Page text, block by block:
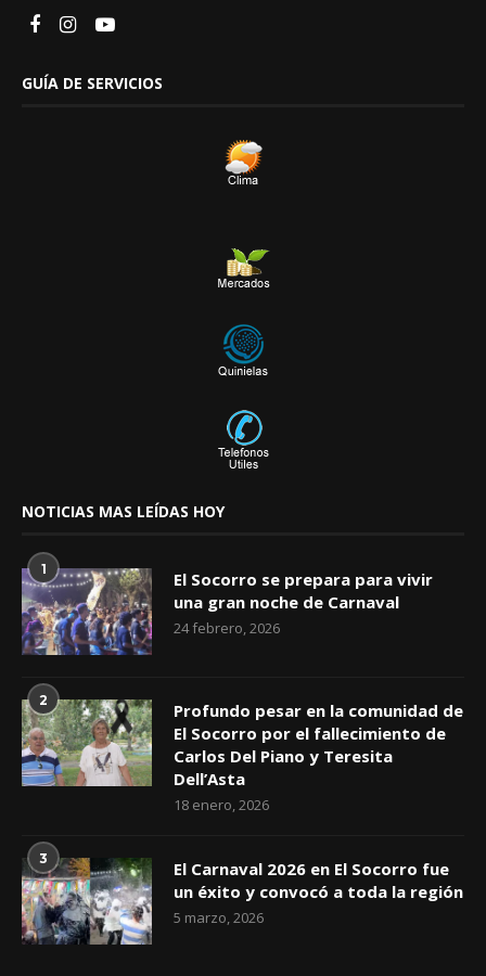
GUÍA DE SERVICIOS
NOTICIAS MAS LEÍDAS HOY
1
El Socorro se prepara para vivir
una gran noche de Carnaval
24 febrero, 2026
2
Profundo pesar en la comunidad de
El Socorro por el fallecimiento de
Carlos Del Piano y Teresita
Dell’Asta
18 enero, 2026
3
El Carnaval 2026 en El Socorro fue
un éxito y convocó a toda la región
5 marzo, 2026